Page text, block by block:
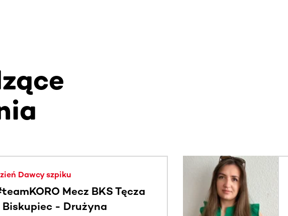
w poziomie. Użyj klawisza Tab lub przesuń palcem, aby zobaczyć
Dawcy szpiku
Mecz BKS Tęcza
Biskupiec - Drużyna